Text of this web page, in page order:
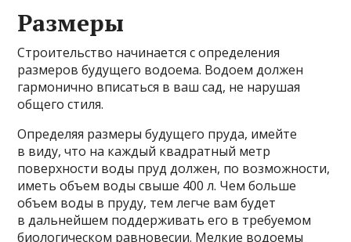
Размеры
Строительство начинается с определения
размеров будущего водоема. Водоем должен
гармонично вписаться в ваш сад, не нарушая
общего стиля.
Определяя размеры будущего пруда, имейте
в виду, что на каждый квадратный метр
поверхности воды пруд должен, по возможности,
иметь объем воды свыше 400 л. Чем больше
объем воды в пруду, тем легче вам будет
в дальнейшем поддерживать его в требуемом
биологическом равновесии. Мелкие водоемы